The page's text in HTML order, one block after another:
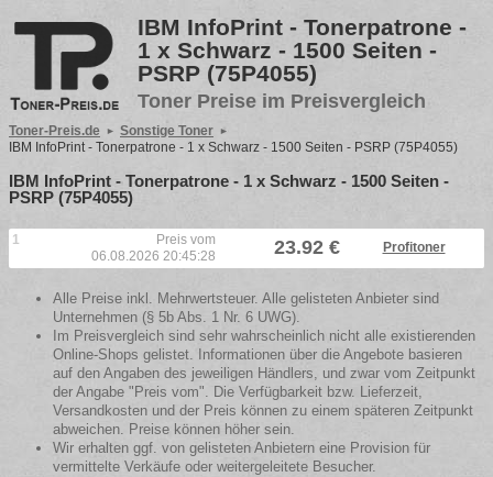
IBM InfoPrint - Tonerpatrone -
1 x Schwarz - 1500 Seiten -
PSRP (75P4055)
Toner Preise im Preisvergleich
Toner-Preis.de
Sonstige Toner
IBM InfoPrint - Tonerpatrone - 1 x Schwarz - 1500 Seiten - PSRP (75P4055)
IBM InfoPrint - Tonerpatrone - 1 x Schwarz - 1500 Seiten -
PSRP (75P4055)
1
Preis vom
06.08.2026 20:45:28
23.92 € Profitoner
Alle Preise inkl. Mehrwertsteuer. Alle gelisteten Anbieter sind
Unternehmen (§ 5b Abs. 1 Nr. 6 UWG).
Im Preisvergleich sind sehr wahrscheinlich nicht alle existierenden
Online-Shops gelistet. Informationen über die Angebote basieren
auf den Angaben des jeweiligen Händlers, und zwar vom Zeitpunkt
der Angabe "Preis vom". Die Verfügbarkeit bzw. Lieferzeit,
Versandkosten und der Preis können zu einem späteren Zeitpunkt
abweichen. Preise können höher sein.
Wir erhalten ggf. von gelisteten Anbietern eine Provision für
vermittelte Verkäufe oder weitergeleitete Besucher.